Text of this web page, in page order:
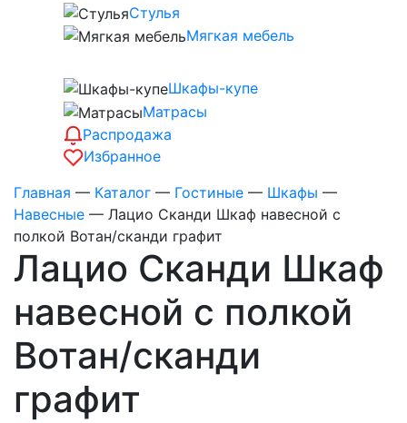
Стулья
Мягкая мебель
Шкафы-купе
Матрасы
Распродажа
Избранное
Главная — Каталог — Гостиные — Шкафы —
Навесные — Лацио Сканди Шкаф навесной с
полкой Вотан/сканди графит
Лацио Сканди Шкаф
навесной с полкой
Вотан/сканди
графит